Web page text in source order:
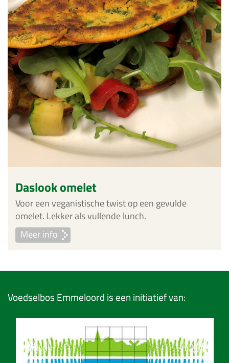
Daslook omelet
Voor een veganistische twist op een gevulde
omelet. Lekker als vullende lunch.
Meer info
Voedselbos Emmeloord is een initiatief van: